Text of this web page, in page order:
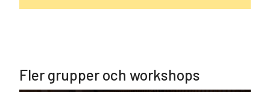
Fler grupper och workshops